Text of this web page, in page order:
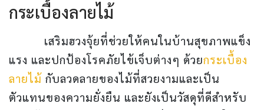
กระเบื้องลายไม้
เสริมฮวงจุ้ยที่ช่วยให้คนในบ้านสุขภาพแข็ง
แรง และปกป้องโรคภัยไข้เจ็บต่างๆ ด้วยกระเบื้อง
ลายไม้ กับลวดลายของไม้ที่สวยงามและเป็น
ตัวแทนของความยั่งยืน และยังเป็นวัสดุที่ดีสำหรับ